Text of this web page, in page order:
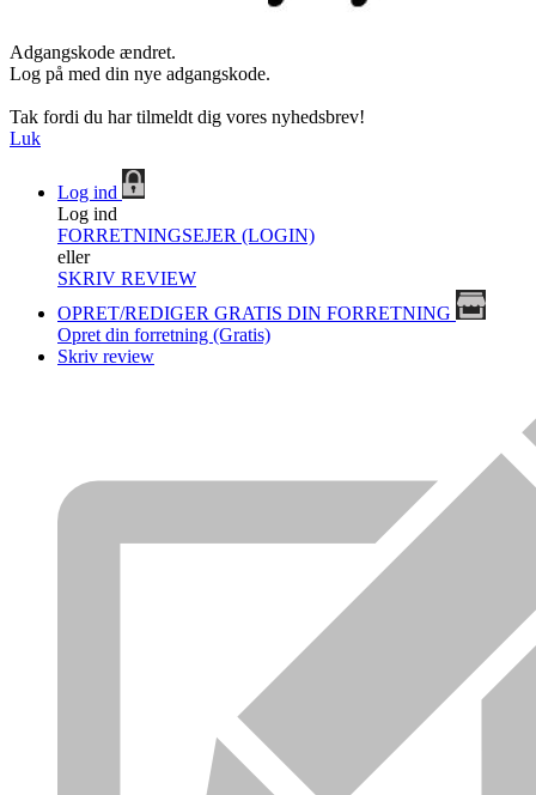
Adgangskode ændret.
Log på med din nye adgangskode.
Tak fordi du har tilmeldt dig vores nyhedsbrev!
Luk
Log ind
Log ind
FORRETNINGSEJER (LOGIN)
eller
SKRIV REVIEW
OPRET/REDIGER GRATIS DIN FORRETNING
Opret din forretning (Gratis)
Skriv review